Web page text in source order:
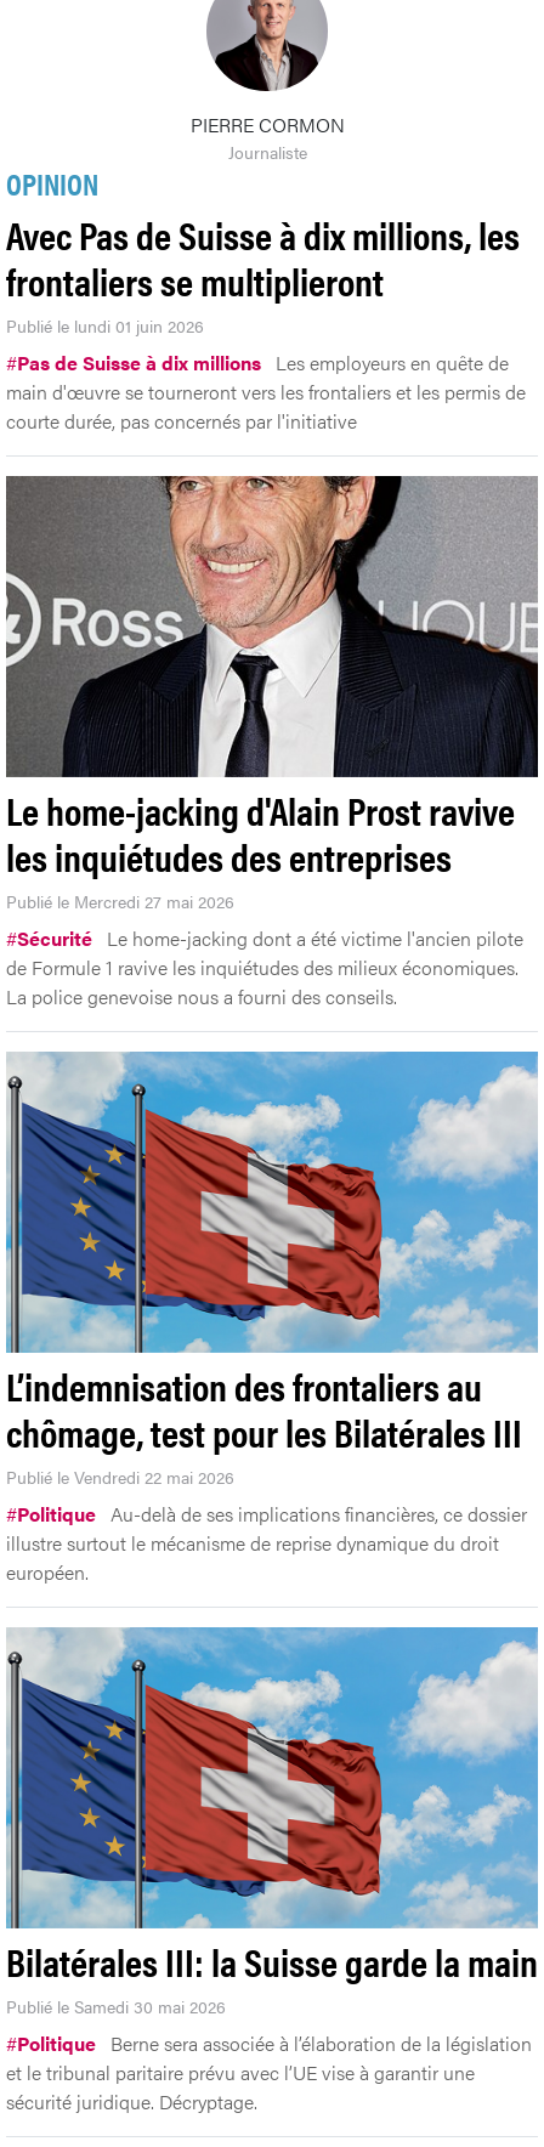
PIERRE CORMON
Journaliste
OPINION
Avec Pas de Suisse à dix millions, les
frontaliers se multiplieront
Publié le lundi 01 juin 2026
#Pas de Suisse à dix millions Les employeurs en quête de
main d'œuvre se tourneront vers les frontaliers et les permis de
courte durée, pas concernés par l'initiative
Le home-jacking d'Alain Prost ravive
les inquiétudes des entreprises
Publié le Mercredi 27 mai 2026
#Sécurité Le home-jacking dont a été victime l'ancien pilote
de Formule 1 ravive les inquiétudes des milieux économiques.
La police genevoise nous a fourni des conseils.
L’indemnisation des frontaliers au
chômage, test pour les Bilatérales III
Publié le Vendredi 22 mai 2026
#Politique Au-delà de ses implications financières, ce dossier
illustre surtout le mécanisme de reprise dynamique du droit
européen.
Bilatérales III: la Suisse garde la main
Publié le Samedi 30 mai 2026
#Politique Berne sera associée à l’élaboration de la législation
et le tribunal paritaire prévu avec l’UE vise à garantir une
sécurité juridique. Décryptage.